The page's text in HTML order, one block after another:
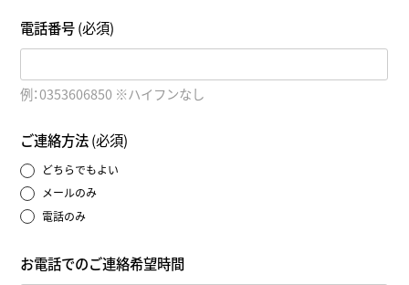
電話番号(必須)
例：0353606850 ※ハイフンなし
ご連絡方法(必須)
どちらでもよい
メールのみ
電話のみ
お電話でのご連絡希望時間